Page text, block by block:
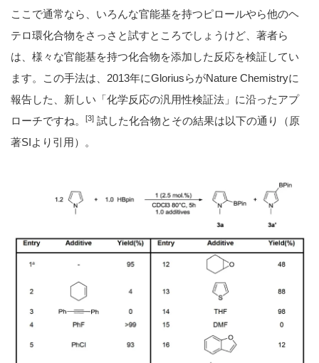
ここで通常なら、いろんな官能基を持つピロールやら他のヘ
テロ環化合物をさっさと試すところでしょうけど、著者ら
は、様々な官能基を持つ化合物を添加した反応を検証してい
ます。この手法は、2013年にGloriusらがNature Chemistryに
報告した、新しい「化学反応の汎用性検証法」に沿ったアプ
ローチですね。
[3] 試した化合物とその結果は以下の通り（原
著SIより引用）。